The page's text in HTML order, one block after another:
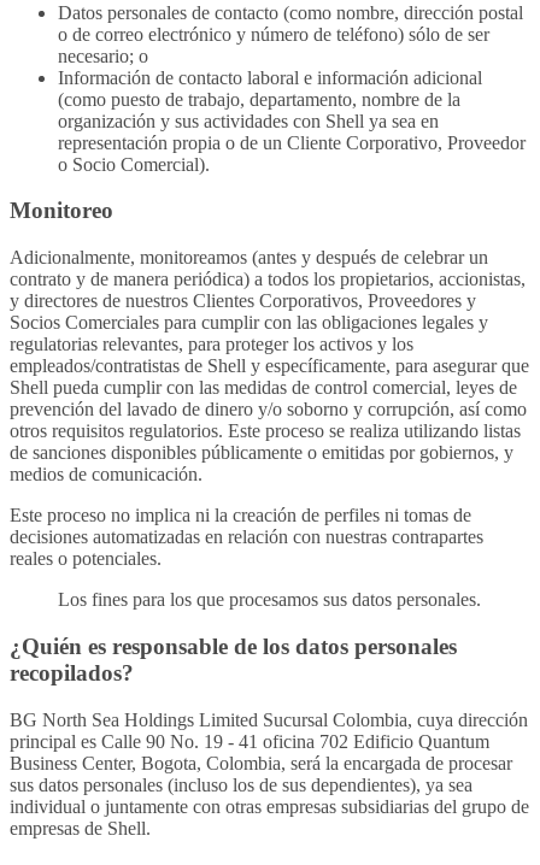
Datos personales de contacto (como nombre, dirección postal
o de correo electrónico y número de teléfono) sólo de ser
necesario; o
Información de contacto laboral e información adicional
(como puesto de trabajo, departamento, nombre de la
organización y sus actividades con Shell ya sea en
representación propia o de un Cliente Corporativo, Proveedor
o Socio Comercial).
Monitoreo
Adicionalmente, monitoreamos (antes y después de celebrar un
contrato y de manera periódica) a todos los propietarios, accionistas,
y directores de nuestros Clientes Corporativos, Proveedores y
Socios Comerciales para cumplir con las obligaciones legales y
regulatorias relevantes, para proteger los activos y los
empleados/contratistas de Shell y específicamente, para asegurar que
Shell pueda cumplir con las medidas de control comercial, leyes de
prevención del lavado de dinero y/o soborno y corrupción, así como
otros requisitos regulatorios. Este proceso se realiza utilizando listas
de sanciones disponibles públicamente o emitidas por gobiernos, y
medios de comunicación.
Este proceso no implica ni la creación de perfiles ni tomas de
decisiones automatizadas en relación con nuestras contrapartes
reales o potenciales.
Los fines para los que procesamos sus datos personales.
¿Quién es responsable de los datos personales
recopilados?
BG North Sea Holdings Limited Sucursal Colombia, cuya dirección
principal es Calle 90 No. 19 - 41 oficina 702 Edificio Quantum
Business Center, Bogota, Colombia, será la encargada de procesar
sus datos personales (incluso los de sus dependientes), ya sea
individual o juntamente con otras empresas subsidiarias del grupo de
empresas de Shell.